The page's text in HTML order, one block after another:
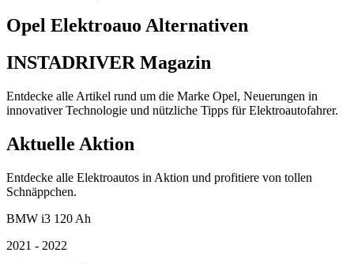
Opel Elektroauo Alternativen
INSTADRIVER Magazin
Entdecke alle Artikel rund um die Marke Opel, Neuerungen in
innovativer Technologie und nützliche Tipps für Elektroautofahrer.
Aktuelle Aktion
Entdecke alle Elektroautos in Aktion und profitiere von tollen
Schnäppchen.
BMW i3 120 Ah
2021 - 2022